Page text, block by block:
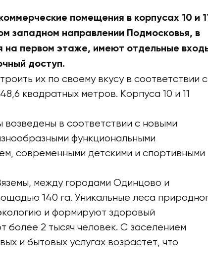
помещения в корпусах 10 и
западном направлении Подмосковья, в
на первом этаже, имеют отдельные
доступ.
их по своему вкусу в соответствии с
квадратных метров. Корпуса 10 и 11
в соответствии с новыми
функциональными
современными детскими и спортивными
между городами Одинцово и
140 га. Уникальные леса
и формируют здоровый
более 2 тысяч человек. С заселением
и бытовых услугах возрастет, что